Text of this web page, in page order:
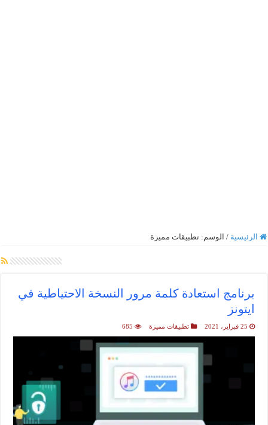
الرئيسية / الوسم: تطبيقات مميزة
برنامج استعادة كلمة مرور النسخة الاحتياطية في
ايتونز
25 فبراير، 2021 تطبيقات مميزة 685